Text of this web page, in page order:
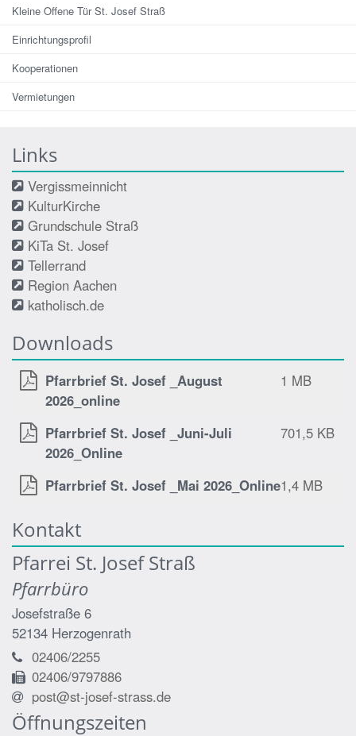
Kleine Offene Tür St. Josef Straß
Einrichtungsprofil
Kooperationen
Vermietungen
Links
Vergissmeinnicht
KulturKirche
Grundschule Straß
KiTa St. Josef
Tellerrand
Region Aachen
katholisch.de
Downloads
Pfarrbrief St. Josef _August
2026_online
1 MB
Pfarrbrief St. Josef _Juni-Juli
2026_Online
701,5 KB
Pfarrbrief St. Josef _Mai 2026_Online1,4 MB
Kontakt
Pfarrei St. Josef Straß
Pfarrbüro
Josefstraße 6
52134 Herzogenrath
02406/2255
02406/9797886
post@st-josef-strass.de
Öffnungszeiten